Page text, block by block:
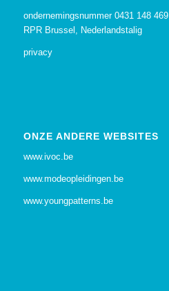
ondernemingsnummer 0431 148 469
RPR Brussel, Nederlandstalig
privacy
ONZE ANDERE WEBSITES
www.ivoc.be
www.modeopleidingen.be
www.youngpatterns.be